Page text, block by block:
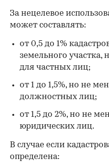
За нецелевое
может составлять:
от 0,5 до 1%
земельного участка,
для частных лиц;
от 1 до 1,5%, но не
должностных лиц;
от 1,5 до 2%, но не
юридических лиц.
В случае если
определена: